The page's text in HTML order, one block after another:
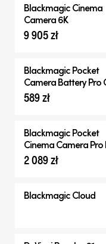
BlackmagicCinema
Camera 6K
9 905 zł
Blackmagic Pocket
Camera Battery Pro
589 zł
Blackmagic Pocket
Cinema Camera Pro
2 089 zł
Blackmagic Cloud